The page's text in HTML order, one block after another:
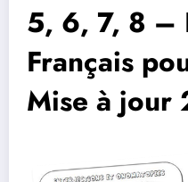
5, 6, 7, 8 –
Français
Mise à